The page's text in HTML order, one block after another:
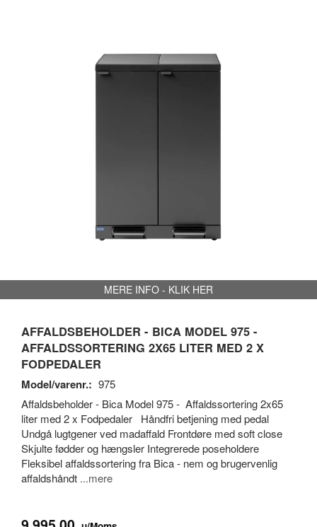
MERE INFO - KLIK HER
AFFALDSBEHOLDER - BICA MODEL 975 -
AFFALDSSORTERING 2X65 LITER MED 2 X
FODPEDALER
Model/varenr.: 975
Affaldsbeholder - Bica Model 975 - Affaldssortering 2x65
liter med 2 x Fodpedaler Håndfri betjening med pedal
Undgå lugtgener ved madaffald Frontdøre med soft close
Skjulte fødder og hængsler Integrerede poseholdere
Fleksibel affaldssortering fra Bica - nem og brugervenlig
affaldshåndt ...mere